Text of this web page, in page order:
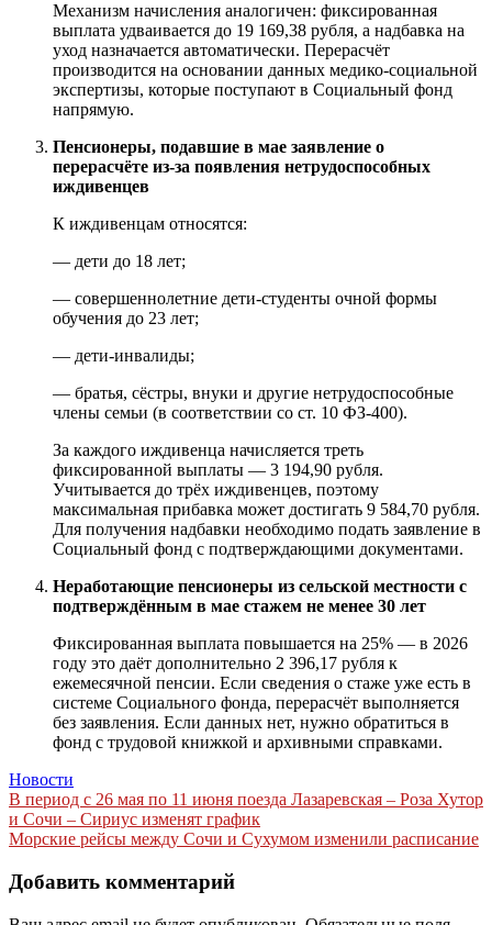
Механизм начисления аналогичен: фиксированная
выплата удваивается до 19 169,38 рубля, а надбавка на
уход назначается автоматически. Перерасчёт
производится на основании данных медико‑социальной
экспертизы, которые поступают в Социальный фонд
напрямую.
Пенсионеры, подавшие в мае заявление о
перерасчёте из‑за появления нетрудоспособных
иждивенцев
К иждивенцам относятся:
— дети до 18 лет;
— совершеннолетние дети‑студенты очной формы
обучения до 23 лет;
— дети‑инвалиды;
— братья, сёстры, внуки и другие нетрудоспособные
члены семьи (в соответствии со ст. 10 ФЗ‑400).
За каждого иждивенца начисляется треть
фиксированной выплаты — 3 194,90 рубля.
Учитывается до трёх иждивенцев, поэтому
максимальная прибавка может достигать 9 584,70 рубля.
Для получения надбавки необходимо подать заявление в
Социальный фонд с подтверждающими документами.
Неработающие пенсионеры из сельской местности с
подтверждённым в мае стажем не менее 30 лет
Фиксированная выплата повышается на 25% — в 2026
году это даёт дополнительно 2 396,17 рубля к
ежемесячной пенсии. Если сведения о стаже уже есть в
системе Социального фонда, перерасчёт выполняется
без заявления. Если данных нет, нужно обратиться в
фонд с трудовой книжкой и архивными справками.
Новости
Навигация
по
В период с 26 мая по 11 июня поезда Лазаревская – Роза Хутор
и Сочи – Сириус изменят график
Морские рейсы между Сочи и Сухумом изменили расписание
Добавить комментарий